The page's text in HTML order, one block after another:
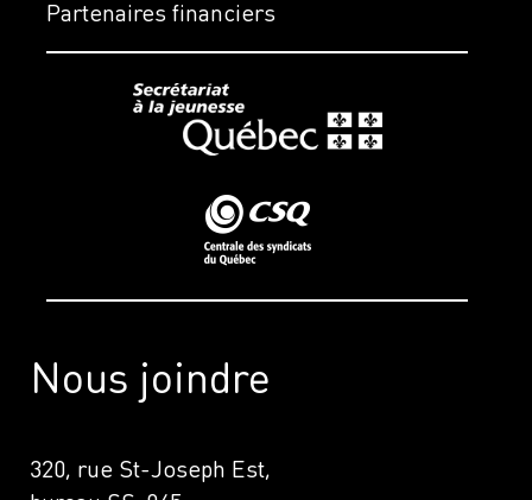
Nous joindre
320, rue St-Joseph Est,
Partenaires financiers